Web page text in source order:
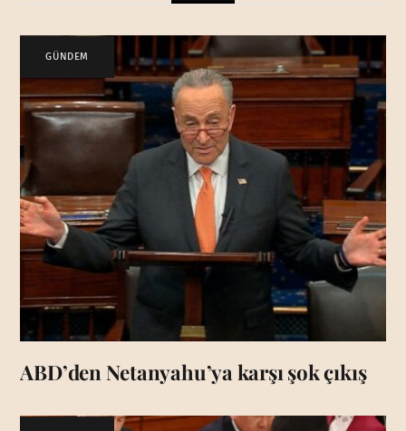
GÜNDEM
ABD’den Netanyahu’ya karşı şok çıkış